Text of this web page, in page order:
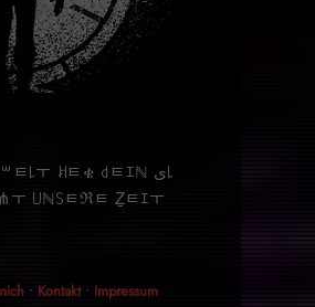
ￓ ꒤ℕ꒚ﾼℜﾼ Ẕﾼｴￓ
• Kontakt• Impressum